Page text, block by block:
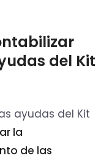
del Kit
ayudas del Kit
la
de las